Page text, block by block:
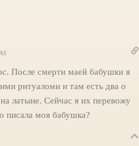
После смерти маей бабушки я
ритуаломи и там есть два о
латыне. Сейчас я их перевожу
писала моя бабушка?